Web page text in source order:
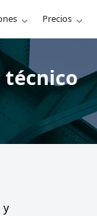
Precios
técnico
y